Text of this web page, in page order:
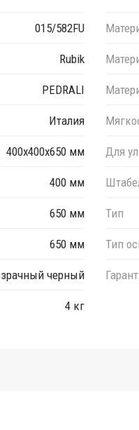
015/582FU
Rubik
PEDRALI
Италия
400х400x650 мм
400 мм
650 мм
650 мм
черный
4 кг
Для
Тип
Тип